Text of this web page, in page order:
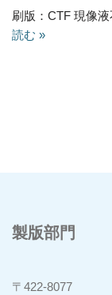
刷版：CTF 現像
読む »
製版部門
〒422-8077